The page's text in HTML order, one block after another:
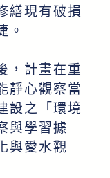
繕現有破損
。
，計畫在重
靜心觀察當
設之「環境
與學習據
與愛水觀